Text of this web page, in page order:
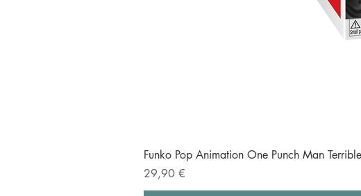
Funko Pop Animation One Punch Man
Prezzo
29,90 €